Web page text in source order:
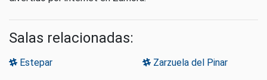
Salas relacionadas:
Estepar Zarzuela del Pinar